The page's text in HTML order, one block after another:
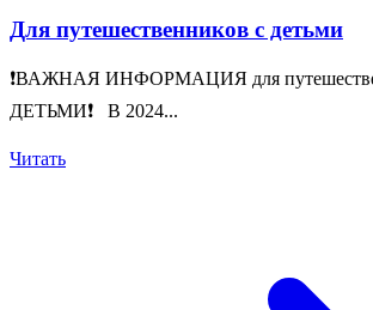
Для путешественников с детьми
❗️ВАЖНАЯ ИНФОРМАЦИЯ для
ДЕТЬМИ❗️ В 2024...
Читать